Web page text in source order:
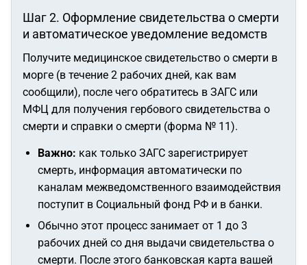
Шаг 2. Оформление свидетельства о смерти
и автоматическое уведомление ведомств
Получите медицинское свидетельство о смерти в
морге (в течение 2 рабочих дней, как вам
сообщили), после чего обратитесь в ЗАГС или
МФЦ для получения гербового свидетельства о
смерти и справки о смерти (форма № 11).
Важно: как только ЗАГС зарегистрирует
смерть, информация автоматически по
каналам межведомственного взаимодействия
поступит в Социальный фонд РФ и в банки.
Обычно этот процесс занимает от 1 до 3
рабочих дней со дня выдачи свидетельства о
смерти. После этого банковская карта вашей